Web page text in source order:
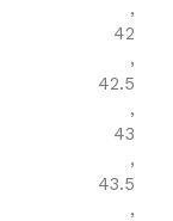
,
42
,
42.5
,
43
,
43.5
,